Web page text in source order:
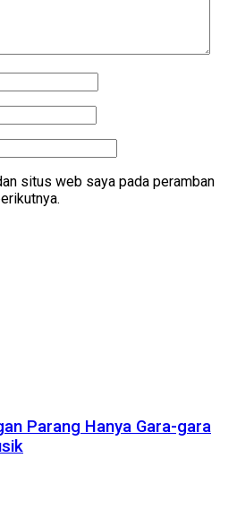
situs web saya pada peramban
Parang Hanya Gara-gara